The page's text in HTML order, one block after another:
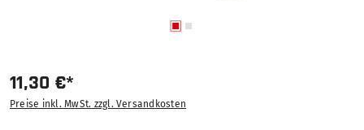
11,30 €*
Preise inkl. MwSt. zzgl. Versandkosten